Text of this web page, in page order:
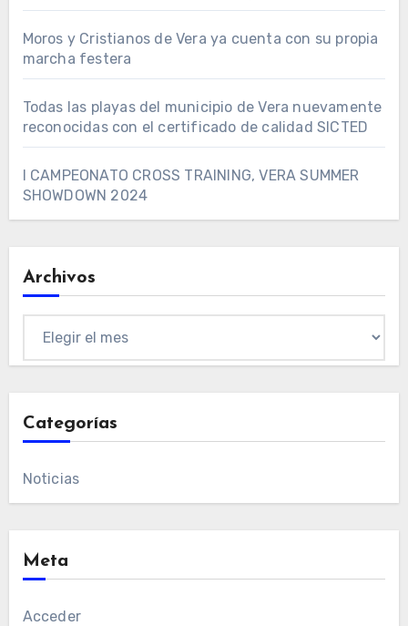
Moros y Cristianos de Vera ya cuenta con su propia
marcha festera
Todas las playas del municipio de Vera nuevamente
reconocidas con el certificado de calidad SICTED
I CAMPEONATO CROSS TRAINING, VERA SUMMER
SHOWDOWN 2024
Archivos
Categorías
Noticias
Meta
Acceder